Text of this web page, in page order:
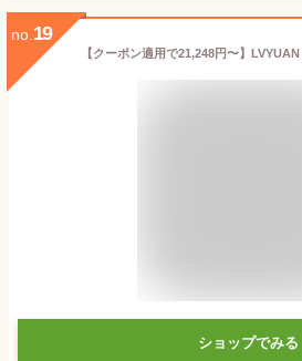
no. 19
ショップでみる